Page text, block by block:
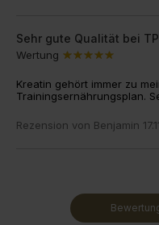
Sehr gute Qualität bei
Wertung
Kreatin gehört immer zu
Trainingsernährungsplan.
Rezension von Benjamin